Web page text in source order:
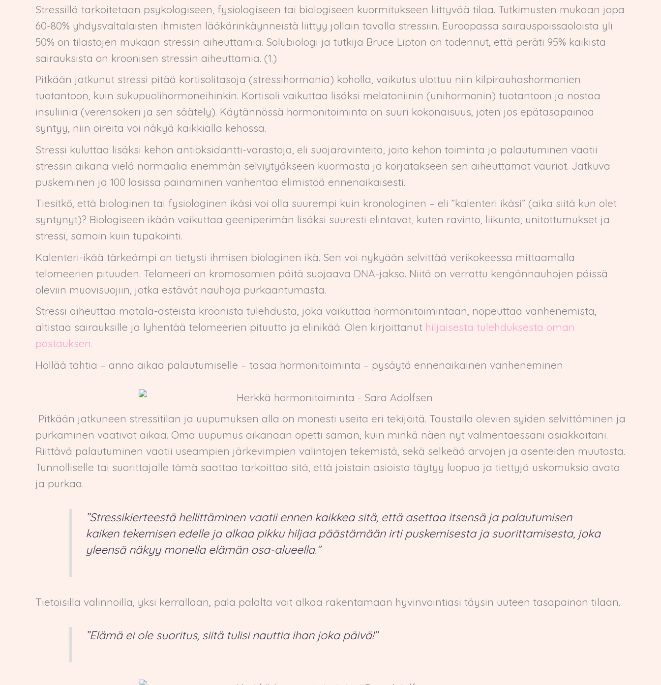
Stressillä tarkoitetaan psykologiseen, fysiologiseen tai biologiseen kuormitukseen liittyvää tilaa. Tutkimusten mukaan jopa
60-80% yhdysvaltalaisten ihmisten lääkärinkäynneistä liittyy jollain tavalla stressiin. Euroopassa sairauspoissaoloista yli
50% on tilastojen mukaan stressin aiheuttamia. Solubiologi ja tutkija Bruce Lipton on todennut, että peräti 95% kaikista
sairauksista on kroonisen stressin aiheuttamia. (1.)
Pitkään jatkunut stressi pitää kortisolitasoja (stressihormonia) koholla, vaikutus ulottuu niin kilpirauhashormonien
tuotantoon, kuin sukupuolihormoneihinkin. Kortisoli vaikuttaa lisäksi melatoniinin (unihormonin) tuotantoon ja nostaa
insuliinia (verensokeri ja sen säätely). Käytännössä hormonitoiminta on suuri kokonaisuus, joten jos epätasapainoa
syntyy, niin oireita voi näkyä kaikkialla kehossa.
Stressi kuluttaa lisäksi kehon antioksidantti-varastoja, eli suojaravinteita, joita kehon toiminta ja palautuminen vaatii
stressin aikana vielä normaalia enemmän selviytyäkseen kuormasta ja korjatakseen sen aiheuttamat vauriot. Jatkuva
puskeminen ja 100 lasissa painaminen vanhentaa elimistöä ennenaikaisesti.
Tiesitkö, että biologinen tai fysiologinen ikäsi voi olla suurempi kuin kronologinen – eli ”kalenteri ikäsi” (aika siitä kun olet
syntynyt)? Biologiseen ikään vaikuttaa geeniperimän lisäksi suuresti elintavat, kuten ravinto, liikunta, unitottumukset ja
stressi, samoin kuin tupakointi.
Kalenteri-ikää tärkeämpi on tietysti ihmisen biologinen ikä. Sen voi nykyään selvittää verikokeessa mittaamalla
telomeerien pituuden. Telomeeri on kromosomien päitä suojaava DNA-jakso. Niitä on verrattu kengännauhojen päissä
oleviin muovisuojiin, jotka estävät nauhoja purkaantumasta.
Stressi aiheuttaa matala-asteista kroonista tulehdusta, joka vaikuttaa hormonitoimintaan, nopeuttaa vanhenemista,
altistaa sairauksille ja lyhentää telomeerien pituutta ja elinikää. Olen kirjoittanut hiljaisesta tulehduksesta oman
postauksen.
Höllää tahtia – anna aikaa palautumiselle – tasaa hormonitoiminta – pysäytä ennenaikainen vanheneminen
Pitkään jatkuneen stressitilan ja uupumuksen alla on monesti useita eri tekijöitä. Taustalla olevien syiden selvittäminen ja
purkaminen vaativat aikaa. Oma uupumus aikanaan opetti saman, kuin minkä näen nyt valmentaessani asiakkaitani.
Riittävä palautuminen vaatii useampien järkevimpien valintojen tekemistä, sekä selkeää arvojen ja asenteiden muutosta.
Tunnolliselle tai suorittajalle tämä saattaa tarkoittaa sitä, että joistain asioista täytyy luopua ja tiettyjä uskomuksia avata
ja purkaa.
”Stressikierteestä hellittäminen vaatii ennen kaikkea sitä, että asettaa itsensä ja palautumisen
kaiken tekemisen edelle ja alkaa pikku hiljaa päästämään irti puskemisesta ja suorittamisesta, joka
yleensä näkyy monella elämän osa-alueella.”
Tietoisilla valinnoilla, yksi kerrallaan, pala palalta voit alkaa rakentamaan hyvinvointiasi täysin uuteen tasapainon tilaan.
”Elämä ei ole suoritus, siitä tulisi nauttia ihan joka päivä!”